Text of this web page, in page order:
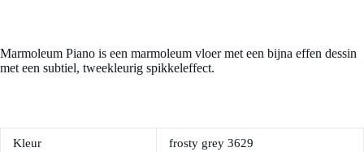
Marmoleum Piano is een marmoleum vloer met een bijna effen dessin
met een subtiel, tweekleurig spikkeleffect.
Kleur frosty grey 3629